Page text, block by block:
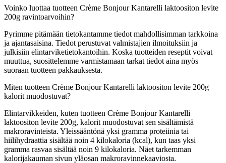
Voinko luottaa tuotteen Crème Bonjour Kantarelli laktoositon levite
200g ravintoarvoihin?
Pyrimme pitämään tietokantamme tiedot mahdollisimman tarkkoina
ja ajantasaisina. Tiedot perustuvat valmistajien ilmoituksiin ja
julkisiin elintarviketietokantoihin. Koska tuotteiden reseptit voivat
muuttua, suosittelemme varmistamaan tarkat tiedot aina myös
suoraan tuotteen pakkauksesta.
Miten tuotteen Crème Bonjour Kantarelli laktoositon levite 200g
kalorit muodostuvat?
Elintarvikkeiden, kuten tuotteen Crème Bonjour Kantarelli
laktoositon levite 200g, kalorit muodostuvat sen sisältämistä
makroravinteista. Yleissääntönä yksi gramma proteiinia tai
hiilihydraattia sisältää noin 4 kilokaloria (kcal), kun taas yksi
gramma rasvaa sisältää noin 9 kilokaloria. Näet tarkemman
kalorijakauman sivun yläosan makroravinnekaaviosta.